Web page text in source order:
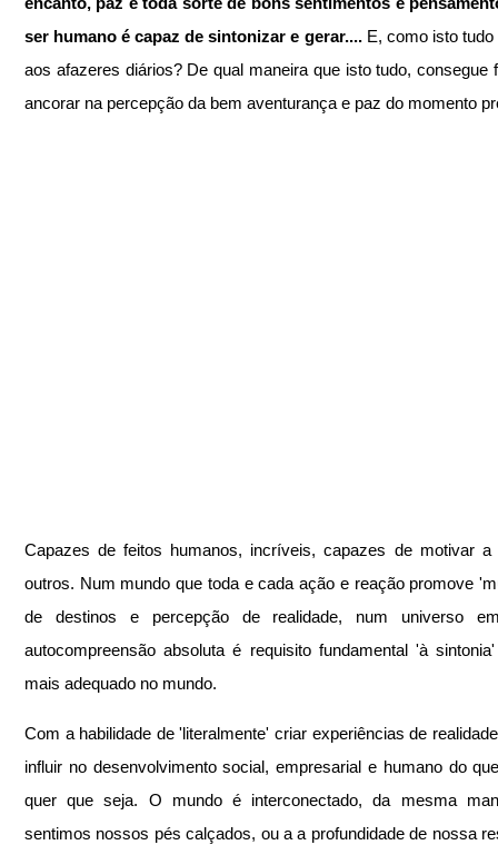
ser humano é capaz de sintonizar e gerar.... E, como isto tudo
aos afazeres diários? De qual maneira que isto tudo, consegue
ancorar na percepção da bem aventurança e paz do momento
Capazes de feitos humanos, incríveis, capazes de motivar
outros. Num mundo que toda e cada ação e reação promove
de destinos e percepção de realidade, num universo
autocompreensão absoluta é requisito fundamental 'à
mais adequado no mundo.
Com a habilidade de 'literalmente' criar experiências de
influir no desenvolvimento social, empresarial e humano do
quer que seja. O mundo é interconectado, da mesma
sentimos nossos pés calçados, ou a a profundidade de nossa